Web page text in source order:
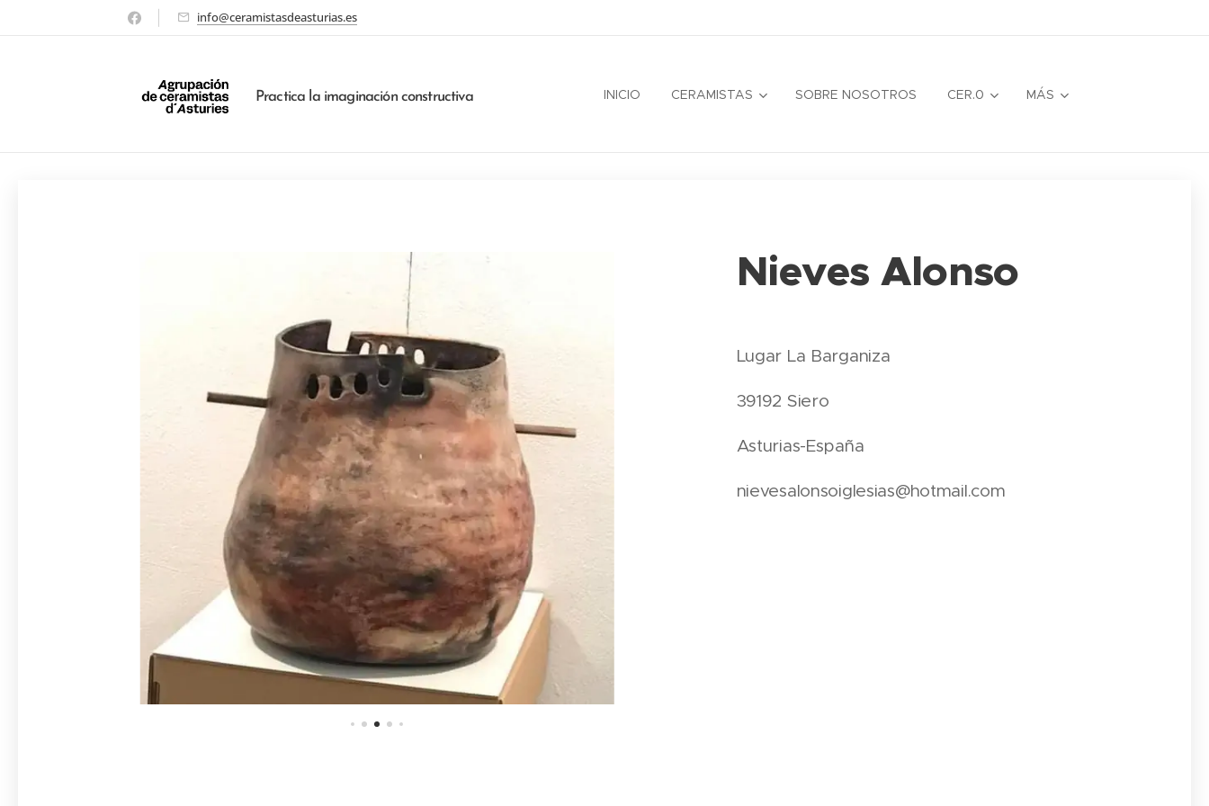
info@ceramistasdeasturias.es
Practica la imaginación constructiva INICIO CERAMISTAS SOBRE NOSOTROS CER.0 MÁS
Nieves Alonso
Lugar La Barganiza
39192 Siero
Asturias-España
nievesalonsoiglesias@hotmail.com